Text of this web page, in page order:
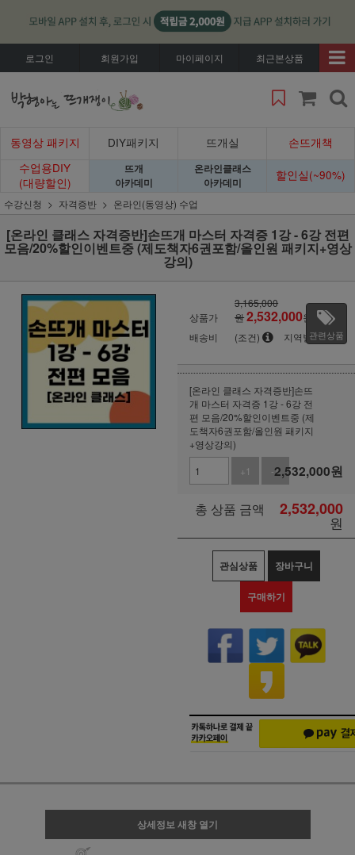
로그인 회원가입 마이페이지 최근본상품
동영상 패키지 DIY패키지 뜨개실
손뜨개책
수업용DIY
(대량할인)
뜨개
아카데미
온라인클래스
아카데미
할인실(~90%)
수강신청 자격증반 온라인(동영상) 수업
[온라인 클래스 자격증반]손뜨개 마스터 자격증 1강 - 6강 전편
모음/20%할인이벤트중 (제도책자6권포함/올인원 패키지+영상
강의)
상품가
3,165,000
원2,532,000원
배송비
(조건) 지역별관련상품
[온라인 클래스 자격증반]손뜨
개 마스터 자격증 1강 - 6강 전
편 모음/20%할인이벤트중 (제
도책자6권포함/올인원 패키지
+영상강의)
+1
-12,532,000원
총 상품 금액 2,532,000
원
관심상품 장바구니
구매하기
상세정보 새창 열기